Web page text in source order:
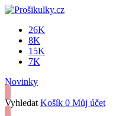
26K
8K
15K
7K
Novinky
Vyhledat Košík 0 Můj účet